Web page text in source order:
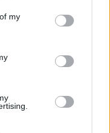
You may click to
third-party tags to
in below Google
my